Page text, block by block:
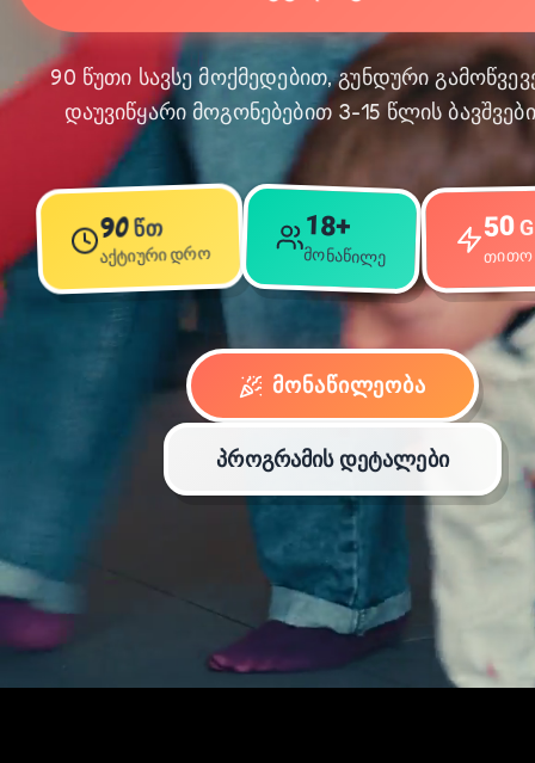
90 წუთი სავსე მოქმედებით, გუნდური
დაუვიწყარი მოგონებებით 3-15 წლის
90 წთ
აქტიური დრო
18+
მონაწილე
50
თითო
ᲛᲝᲜᲐᲬᲘᲚᲔᲝᲑᲐ
პროგრამის დეტალები